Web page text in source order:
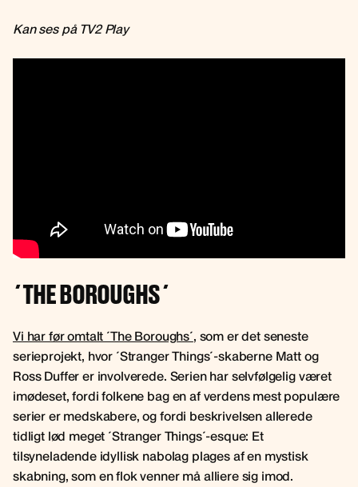
Kan ses på TV2 Play
´THE BOROUGHS´
Vi har før omtalt ´The Boroughs´, som er det seneste
serieprojekt, hvor ´Stranger Things´-skaberne Matt og
Ross Duffer er involverede. Serien har selvfølgelig været
imødeset, fordi folkene bag en af verdens mest populære
serier er medskabere, og fordi beskrivelsen allerede
tidligt lød meget ´Stranger Things´-esque: Et
tilsyneladende idyllisk nabolag plages af en mystisk
skabning, som en flok venner må alliere sig imod.